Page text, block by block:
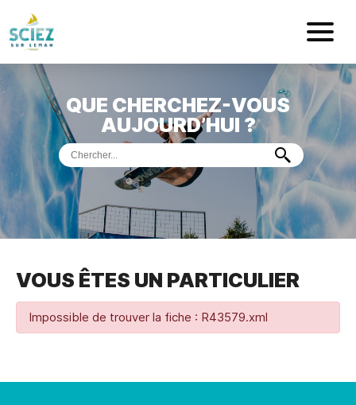
Mairie de
ACCUEIL
VOTREMAIRIE
VIEPRATIQUE
DÉMARCHES &SERVICES
PORTDE PLAISANCE
MUSÉEDE PRÉHISTOIRE ET GÉOLOGIE
QUE CHERCHEZ-VOUS
AUJOURD’HUI ?
VOUS ÊTES UN PARTICULIER
Impossible de trouver la fiche : R43579.xml